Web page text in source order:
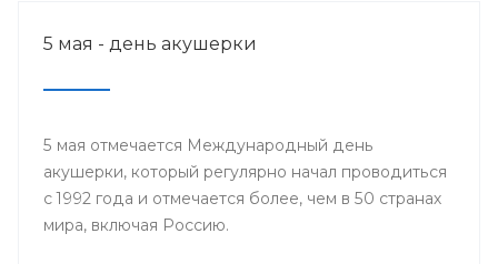
5 мая - день акушерки
5 мая отмечается Международный день
акушерки, который регулярно начал проводиться
с 1992 года и отмечается более, чем в 50 странах
мира, включая Россию.